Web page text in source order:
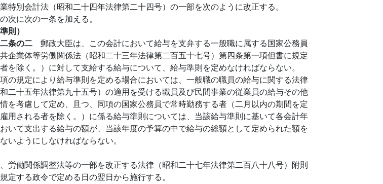
特別会計法（昭和二十四年法律第二十四号）の一部を次のように改正する。
次に次の一条を加える。
則）
条の二 郵政大臣は、この会計において給与を支弁する一般職に属する国家公務員
共企業体等労働関係法（昭和二十三年法律第二百五十七号）第四条第一項但書に規定
を除く。）に対して支給する給与について、給与準則を定めなければならない。
の規定により給与準則を定める場合においては、一般職の職員の給与に関する法律
和二十五年法律第九十五号）の適用を受ける職員及び民間事業の従業員の給与その他
を考慮して定め、且つ、同項の国家公務員で常時勤務する者（二月以内の期間を定
用される者を除く。）に係る給与準則については、当該給与準則に基いて各会計年
いて支出する給与の額が、当該年度の予算の中で給与の総額として定められた額を
いようにしなければならない。
労働関係調整法等の一部を改正する法律（昭和二十七年法律第二百八十八号）附則
定する政令で定める日の翌日から施行する。